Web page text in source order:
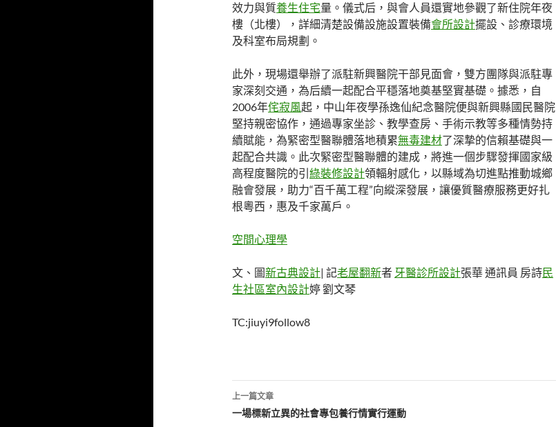
效力與質養生住宅量。儀式后，與會人員還實地參觀了新住院年夜
樓（北樓），詳細清楚設備設施設置裝備會所設計擺設、診療環境
及科室布局規劃。
此外，現場還舉辦了派駐新興醫院干部見面會，雙方團隊與派駐專
家深刻交通，為后續一起配合平穩落地奠基堅實基礎。據悉，自
2006年侘寂風起，中山年夜學孫逸仙紀念醫院便與新興縣國民醫院
堅持親密協作，通過專家坐診、教學查房、手術示教等多種情勢持
續賦能，為緊密型醫聯體落地積累無毒建材了深摯的信賴基礎與一
起配合共識。此次緊密型醫聯體的建成，將進一個步驟發揮國家級
高程度醫院的引綠裝修設計領輻射感化，以縣域為切進點推動城鄉
融會發展，助力“百千萬工程”向縱深發展，讓優質醫療服務更好扎
根粵西，惠及千家萬戶。
空間心理學
文、圖新古典設計| 記老屋翻新者 牙醫診所設計張華 通訊員 房詩民
生社區室內設計婷 劉文琴
TC:jiuyi9follow8
文
章
上一篇文章
一場標新立異的社會專包養行情實行運動